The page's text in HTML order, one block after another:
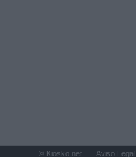
© Kiosko.net Aviso Legal